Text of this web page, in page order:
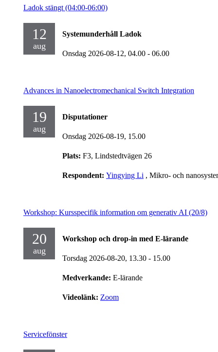
Ladok stängt (04:00-06:00)
12
aug
Systemunderhåll Ladok
Onsdag 2026-08-12, 04.00 - 06.00
Advances in Nanoelectromechanical Switch Integration
19
aug
Disputationer
Onsdag 2026-08-19, 15.00
Plats: F3, Lindstedtvägen 26
Respondent: Yingying Li , Mikro- och
Workshop: Kursspecifik information om generativ AI (20/8)
20
aug
Workshop och drop-in med E-lärande
Torsdag 2026-08-20, 13.30 - 15.00
Medverkande: E-lärande
Videolänk: Zoom
Servicefönster